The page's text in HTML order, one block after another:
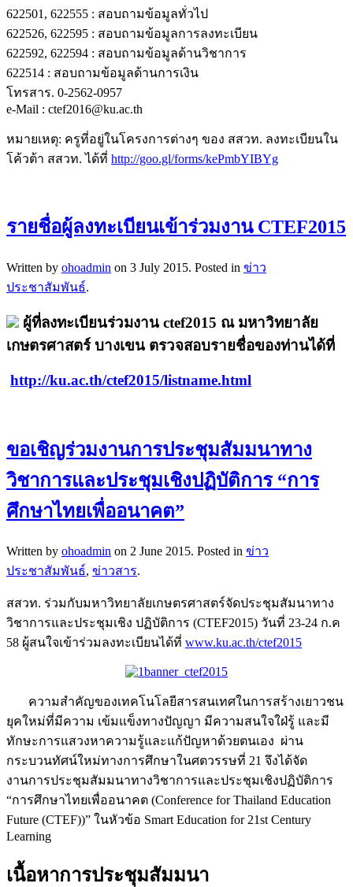
622501, 622555 : สอบถามข้อมูลทั่วไป
622526, 622595 : สอบถามข้อมูลการลงทะเบียน
622592, 622594 : สอบถามข้อมูลด้านวิชาการ
622514 : สอบถามข้อมูลด้านการเงิน
โทรสาร. 0-2562-0957
e-Mail : ctef2016@ku.ac.th
หมายเหตุ: ครูที่อยู่ในโครงการต่างๆ ของ สสวท. ลงทะเบียนใน
โค้วต้า สสวท. ได้ที่ http://goo.gl/forms/kePmbYIBYg
รายชื่อผู้ลงทะเบียนเข้าร่วมงาน CTEF2015
Written by ohoadmin on 3 July 2015. Posted in ข่าว
ประชาสัมพันธ์.
ผู้ที่ลงทะเบียนร่วมงาน ctef2015 ณ มหาวิทยาลัย
เกษตรศาสตร์ บางเขน ตรวจสอบรายชื่อของท่านได้ที่
http://ku.ac.th/ctef2015/listname.html
ขอเชิญร่วมงานการประชุมสัมมนาทาง
วิชาการและประชุมเชิงปฏิบัติการ “การ
ศึกษาไทยเพื่ออนาคต”
Written by ohoadmin on 2 June 2015. Posted in ข่าว
ประชาสัมพันธ์, ข่าวสาร.
สสวท. ร่วมกับมหาวิทยาลัยเกษตรศาสตร์จัดประชุมสัมนาทาง
วิชาการและประชุมเชิง ปฏิบัติการ (CTEF2015) วันที่ 23-24 ก.ค
58 ผู้สนใจเข้าร่วมลงทะเบียนได้ที่ www.ku.ac.th/ctef2015
ความสำคัญของเทคโนโลยีสารสนเทศในการสร้างเยาวชน
ยุคใหม่ที่มีความ เข้มแข็งทางปัญญา มีความสนใจใฝ่รู้ และมี
ทักษะการแสวงหาความรู้และแก้ปัญหาด้วยตนเอง ผ่าน
กระบวนทัศน์ใหม่ทางการศึกษาในศตวรรษที่ 21 จึงได้จัด
งานการประชุมสัมมนาทางวิชาการและประชุมเชิงปฏิบัติการ
“การศึกษาไทยเพื่ออนาคต (Conference for Thailand Education
Future (CTEF))” ในหัวข้อ Smart Education for 21st Century
Learning
เนื้อหาการประชุมสัมมนา